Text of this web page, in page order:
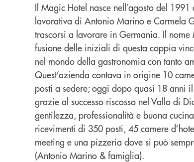
Il Magic Hotel nasce nell’agosto del 1991
lavorativa di Antonio Marino e Carmela
trascorsi a lavorare in Germania. Il
fusione delle iniziali di questa coppia
nel mondo della gastronomia con tanto
Quest’azienda contava in origine 10
posti a sedere; oggi dopo quasi 18 anni
grazie al successo riscosso nel Vallo di
gentilezza, professionalità e buona
ricevimenti di 350 posti, 45 camere
meeting e una pizzeria dove si può
(Antonio Marino & famiglia).